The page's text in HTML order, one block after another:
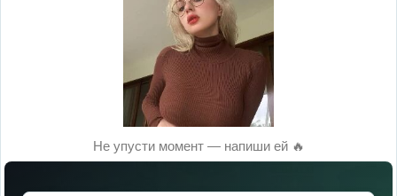
Не упусти момент — напиши ей 🔥